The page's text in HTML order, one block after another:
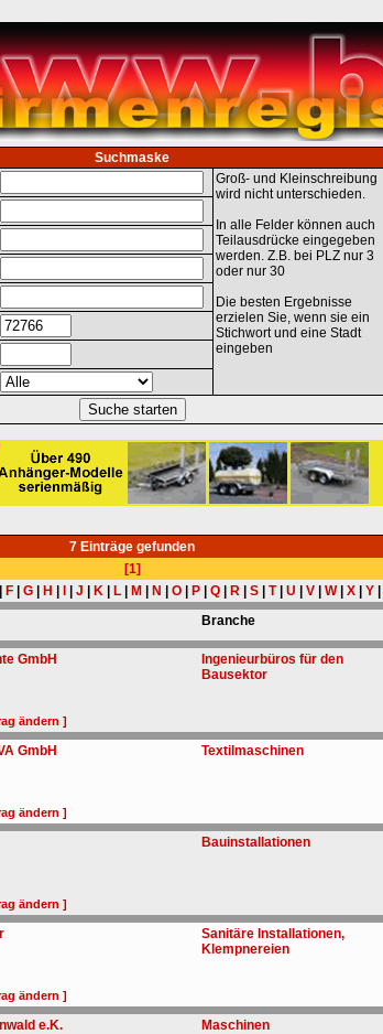
Suchmaske
Groß- und Kleinschreibung
wird nicht unterschieden.
In alle Felder können auch
Teilausdrücke eingegeben
werden. Z.B. bei PLZ nur 3
oder nur 30
Die besten Ergebnisse
erzielen Sie, wenn sie ein
Stichwort und eine Stadt
eingeben
7 Einträge gefunden
[1]
F| G| H J K| L| M N O| P| Q| R| S| T| U V| W| X| Y|
Branche
GmbH
ändern ]
Ingenieurbüros für den
Bausektor
GmbH
ändern ]
Textilmaschinen
ändern ]
Bauinstallationen
ändern ]
Sanitäre Installationen,
Klempnereien
e.K.
Maschinen